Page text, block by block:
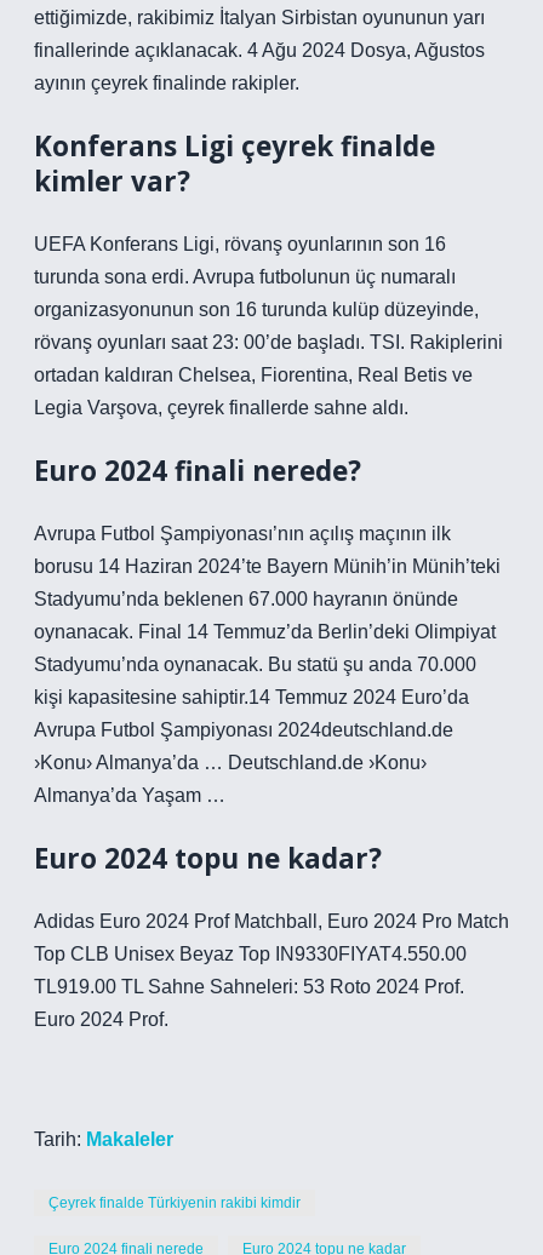
ettiğimizde, rakibimiz İtalyan Sirbistan oyununun yarı
finallerinde açıklanacak. 4 Ağu 2024 Dosya, Ağustos
ayının çeyrek finalinde rakipler.
Konferans Ligi çeyrek finalde
kimler var?
UEFA Konferans Ligi, rövanş oyunlarının son 16
turunda sona erdi. Avrupa futbolunun üç numaralı
organizasyonunun son 16 turunda kulüp düzeyinde,
rövanş oyunları saat 23: 00’de başladı. TSI. Rakiplerini
ortadan kaldıran Chelsea, Fiorentina, Real Betis ve
Legia Varşova, çeyrek finallerde sahne aldı.
Euro 2024 finali nerede?
Avrupa Futbol Şampiyonası’nın açılış maçının ilk
borusu 14 Haziran 2024’te Bayern Münih’in Münih’teki
Stadyumu’nda beklenen 67.000 hayranın önünde
oynanacak. Final 14 Temmuz’da Berlin’deki Olimpiyat
Stadyumu’nda oynanacak. Bu statü şu anda 70.000
kişi kapasitesine sahiptir.14 Temmuz 2024 Euro’da
Avrupa Futbol Şampiyonası 2024deutschland.de
›Konu› Almanya’da … Deutschland.de ›Konu›
Almanya’da Yaşam …
Euro 2024 topu ne kadar?
Adidas Euro 2024 Prof Matchball, Euro 2024 Pro Match
Top CLB Unisex Beyaz Top IN9330FIYAT4.550.00
TL919.00 TL Sahne Sahneleri: 53 Roto 2024 Prof.
Euro 2024 Prof.
Tarih: Makaleler
Çeyrek finalde Türkiyenin rakibi kimdir
Euro 2024 finali nerede Euro 2024 topu ne kadar